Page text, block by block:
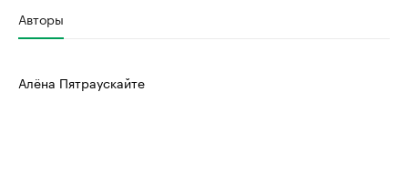
Авторы
Алёна Пятраускайте